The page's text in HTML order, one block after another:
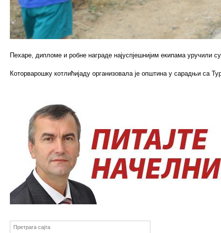
Пехаре, дипломе и робне награде најуспјешнијим екипама уручили
Которварошку котлићијаду организовала је општина у сарадњи са